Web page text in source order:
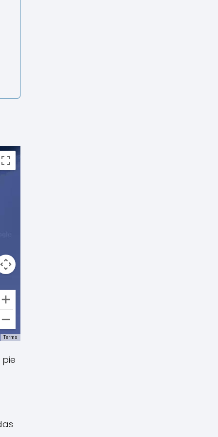
Terms